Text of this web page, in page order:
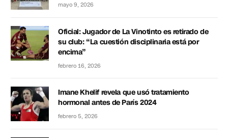
mayo 9, 2026
Oficial: Jugador de La Vinotinto es retirado de
su club: “La cuestión disciplinaria está por
encima”
febrero 16, 2026
Imane Khelif revela que usó tratamiento
hormonal antes de París 2024
febrero 5, 2026